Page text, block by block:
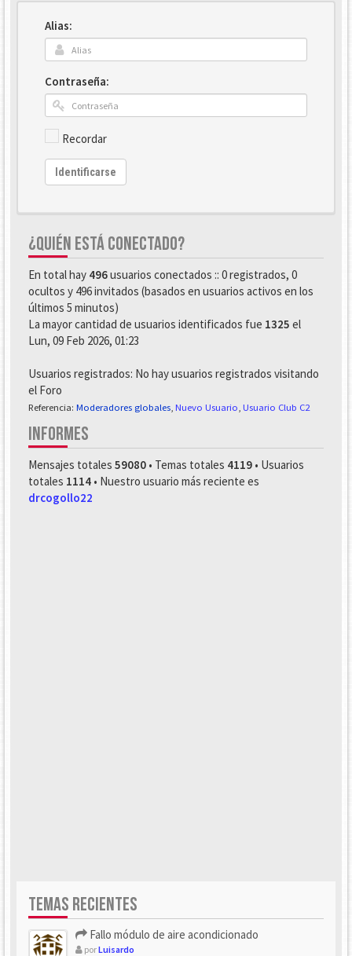
Alias:
Contraseña:
Recordar
Identificarse
¿QUIÉN ESTÁ CONECTADO?
En total hay 496usuarios conectados :: 0 registrados, 0
ocultos y 496 invitados (basados en usuarios activos en los
últimos 5 minutos)
La mayor cantidad de usuarios identificados fue 1325 el
Lun, 09 Feb 2026, 01:23
Usuarios registrados: No hay usuarios registrados visitando
el Foro
Referencia: Moderadores globales Nuevo Usuario Usuario Club C2
INFORMES
Mensajes totales 59080 • Temas totales 4119 • Usuarios
totales 1114 • Nuestro usuario más reciente es
drcogollo22
TEMAS RECIENTES
Fallo módulo de aire acondicionado
porLuisardo